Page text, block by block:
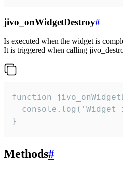
jivo_onWidgetDestroy#
Is executed when the widget is
It is triggered when calling
function
console.log('Widget
}
Methods#